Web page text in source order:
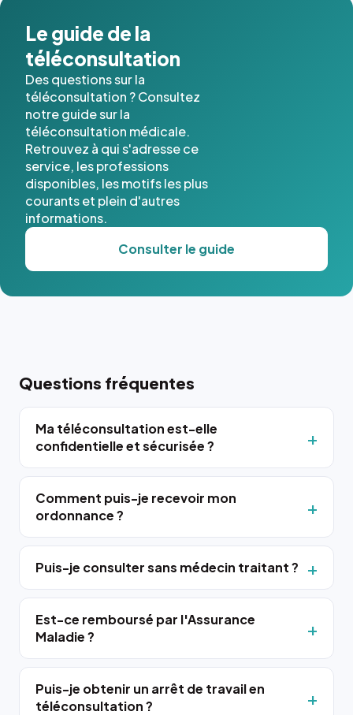
Le guide de la
téléconsultation
Des questions sur la
téléconsultation ? Consultez
notre guide sur la
téléconsultation médicale.
Retrouvez à qui s'adresse ce
service, les professions
disponibles, les motifs les plus
courants et plein d'autres
informations.
Consulter le guide
Questions fréquentes
Ma téléconsultation est-elle
confidentielle et sécurisée ?
Comment puis-je recevoir mon
ordonnance ?
Puis-je consulter sans médecin traitant ?
Est-ce remboursé par l'Assurance
Maladie ?
Puis-je obtenir un arrêt de travail en
téléconsultation ?